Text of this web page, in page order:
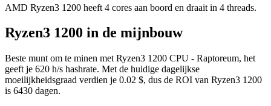
AMD Ryzen3 1200 heeft 4 cores aan boord en draait in 4 threads.
Ryzen3 1200 in de mijnbouw
Beste munt om te minen met Ryzen3 1200 CPU - Raptoreum, het
geeft je 620 h/s hashrate. Met de huidige dagelijkse
moeilijkheidsgraad verdien je 0.02 $, dus de ROI van Ryzen3 1200
is 6430 dagen.